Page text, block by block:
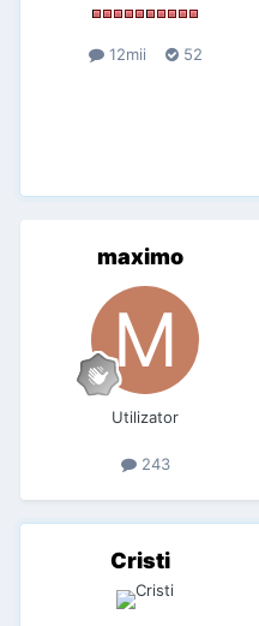
12mii 52
maximo
Utilizator
243
Cristi